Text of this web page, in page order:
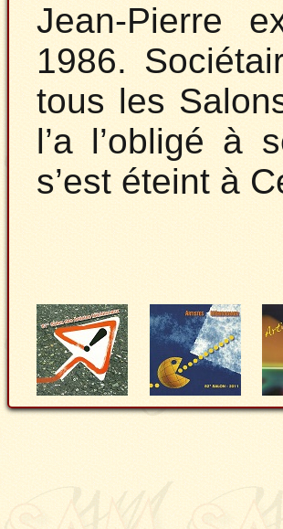
Jean-Pierre
1986.
tous les
l’a l’obligé à
s’est éteint à